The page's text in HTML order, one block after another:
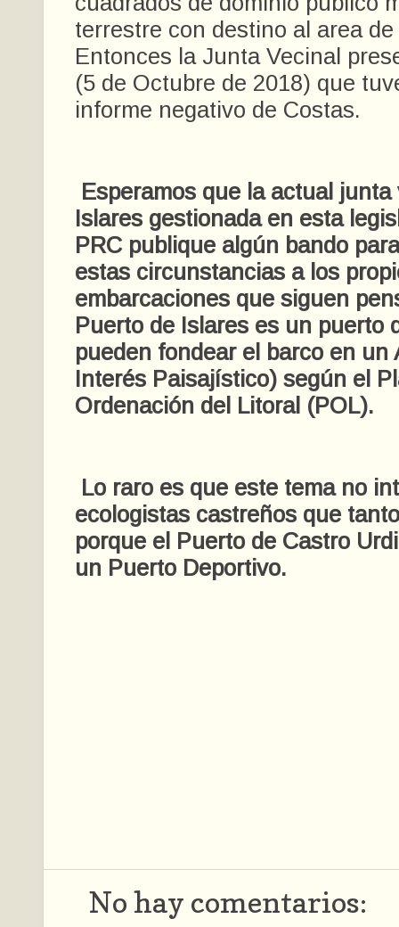
terrestre con destino al area
Entonces la Junta Vecinal
(5 de Octubre de 2018) que
informe negativo de Costas.
Esperamos que la actual junta
Islares gestionada en esta
PRC publique algún bando
estas circunstancias a los
embarcaciones que siguen
Puerto de Islares es un puerto
pueden fondear el barco en un
Interés Paisajístico) según el
Ordenación del Litoral (POL).
Lo raro es que este tema no
ecologistas castreños que
porque el Puerto de Castro
un Puerto Deportivo.
No hay comentarios: